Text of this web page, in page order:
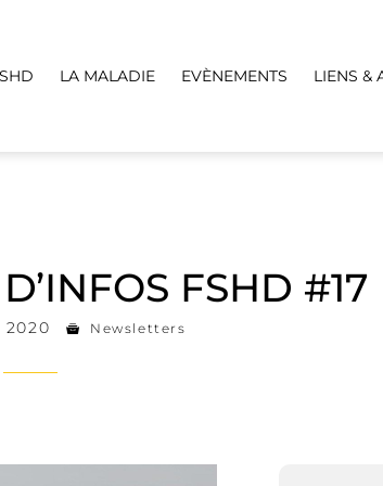
LA MALADIE EVÈNEMENTS LIENS &
FSHD #17
2020 Newsletters